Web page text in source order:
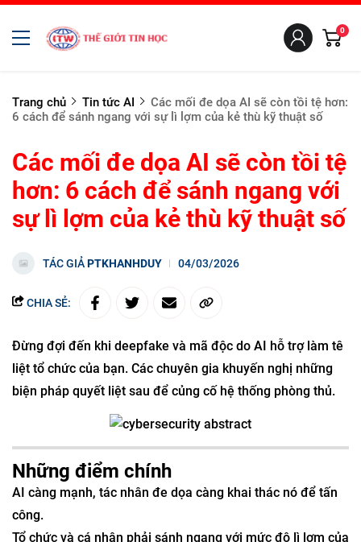
0
Trang chủ Tin tức AI
Các mối đe dọa AI sẽ còn tồi tệ hơn:
6 cách để sánh ngang với sự lì lợm của kẻ thù kỹ thuật số
Các mối đe dọa AI sẽ còn tồi tệ
hơn: 6 cách để sánh ngang với
sự lì lợm của kẻ thù kỹ thuật số
TÁC GIẢPTKHANHDUY 04/03/2026
CHIA SẺ:
Đừng đợi đến khi deepfake và mã độc do AI hỗ trợ làm tê
liệt tổ chức của bạn. Các chuyên gia khuyến nghị những
biện pháp quyết liệt sau để củng cố hệ thống phòng thủ.
Những điểm chính
AI càng mạnh, tác nhân đe dọa càng khai thác nó để tấn
công.
Tổ chức và cá nhân phải sánh ngang với mức độ lì lợm của